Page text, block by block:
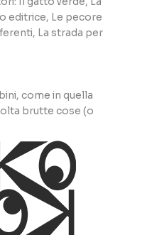
editrice, Le pecore
La strada per
come in quella
brutte cose (o